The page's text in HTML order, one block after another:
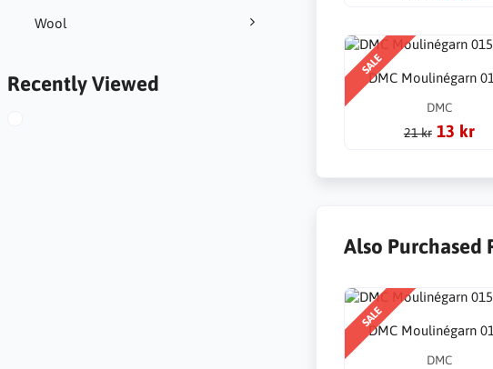
Wool
Recently Viewed
SALE
DMC Moulinégarn
DMC
21 kr 13 kr
Also Purchased
SALE
DMC Moulinégarn
DMC